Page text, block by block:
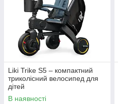
Liki Trike S5 – компактний
триколісний велосипед для
дітей
В наявності